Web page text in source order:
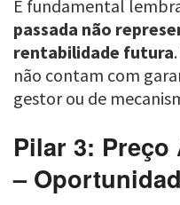
É fundamental
passada não
rentabilidade futura
não contam com
gestor ou de
Pilar 3: Preço
–